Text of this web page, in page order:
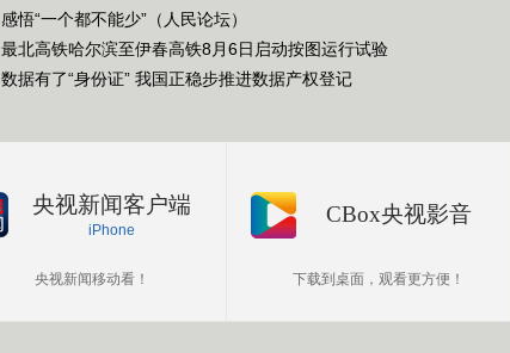
感悟“一个都不能少”（人民论坛）
最北高铁哈尔滨至伊春高铁8月6日启动按图运行试验
数据有了“身份证” 我国正稳步推进数据产权登记
央视新闻客户端
iPhone
央视新闻移动看！
CBox央视影音
下载到桌面，观看更方便！